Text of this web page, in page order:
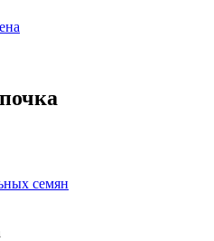
семян